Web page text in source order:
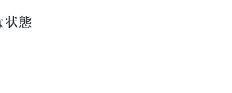
状態